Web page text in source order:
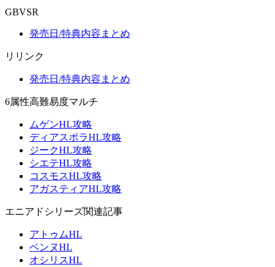
GBVSR
発売日/特典内容まとめ
リリンク
発売日/特典内容まとめ
6属性高難易度マルチ
ムゲンHL攻略
ディアスポラHL攻略
ジークHL攻略
シエテHL攻略
コスモスHL攻略
アガスティアHL攻略
エニアドシリーズ関連記事
アトゥムHL
ベンヌHL
オシリスHL